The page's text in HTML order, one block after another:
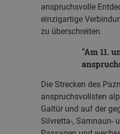
anspruchsvolle
einzigartige
zu überschreiten.
Am 11.
Die Strecken des
anspruchsvollsten
Galtür und auf der
Silvretta-, Samnaun-